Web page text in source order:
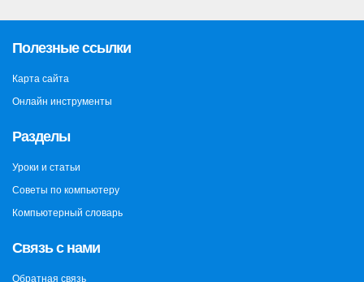
Полезные ссылки
Карта сайта
Онлайн инструменты
Разделы
Уроки и статьи
Советы по компьютеру
Компьютерный словарь
Связь с нами
Обратная связь